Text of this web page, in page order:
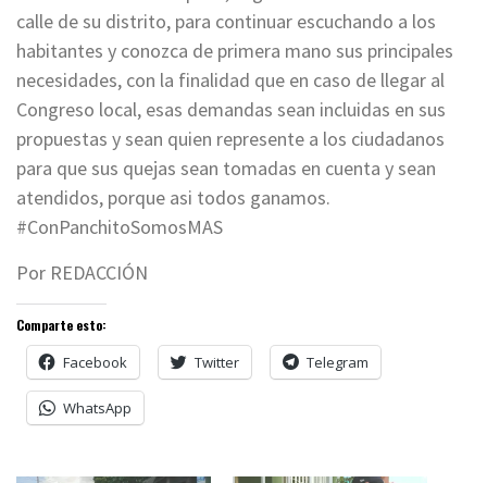
calle de su distrito, para continuar escuchando a los
habitantes y conozca de primera mano sus principales
necesidades, con la finalidad que en caso de llegar al
Congreso local, esas demandas sean incluidas en sus
propuestas y sean quien represente a los ciudadanos
para que sus quejas sean tomadas en cuenta y sean
atendidos, porque asi todos ganamos.
#ConPanchitoSomosMAS
Por REDACCIÓN
Comparte esto:
Facebook Twitter Telegram
WhatsApp